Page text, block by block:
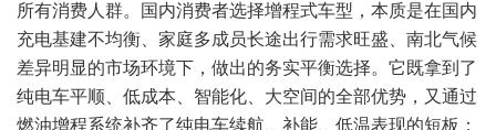
所有消费人群。国内消费者选择增程式车型，本质是在国内
充电基建不均衡、家庭多成员长途出行需求旺盛、南北气候
差异明显的市场环境下，做出的务实平衡选择。它既拿到了
纯电车平顺、低成本、智能化、大空间的全部优势，又通过
燃油增程系统补齐了纯电车续航、补能、低温表现的短板；